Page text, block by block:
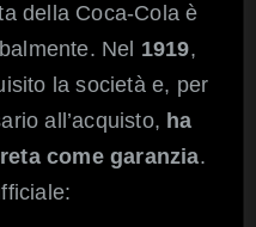
della Coca-Cola è
Nel 1919,
la società e, per
all’acquisto, ha
come garanzia.